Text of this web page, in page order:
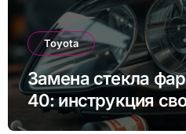
Toyota
Замена стекла
40: инструкция